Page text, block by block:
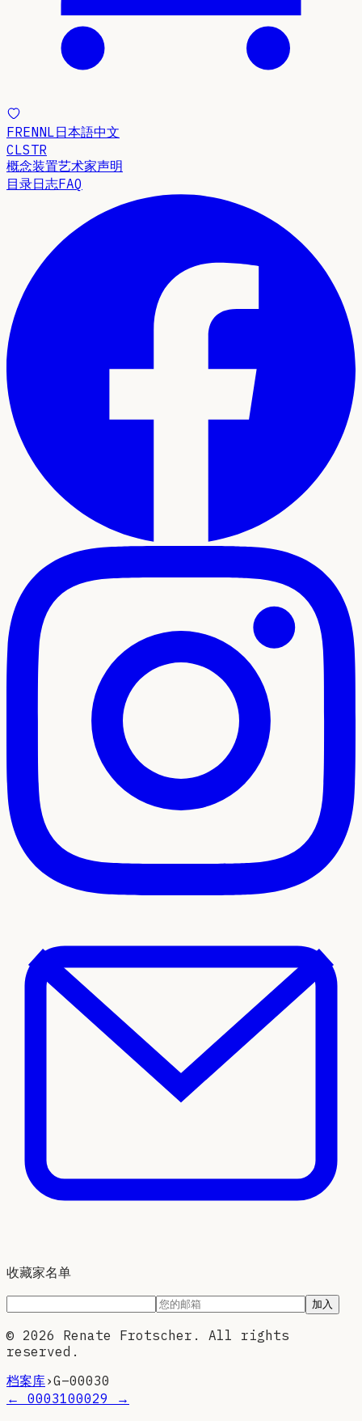
FRENNL日本語中文
CLSTR
概念装置艺术家声明
目录日志FAQ
收藏家名单
加入
© 2026 Renate Frotscher. All rights
reserved.
档案库›G–00030
← 0003100029 →